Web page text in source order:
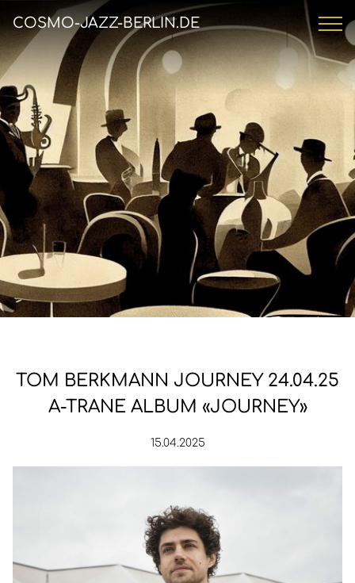
COSMO-JAZZ-BERLIN.DE
TOM BERKMANN JOURNEY 24.04.25
A-TRANE ALBUM «JOURNEY»
15.04.2025